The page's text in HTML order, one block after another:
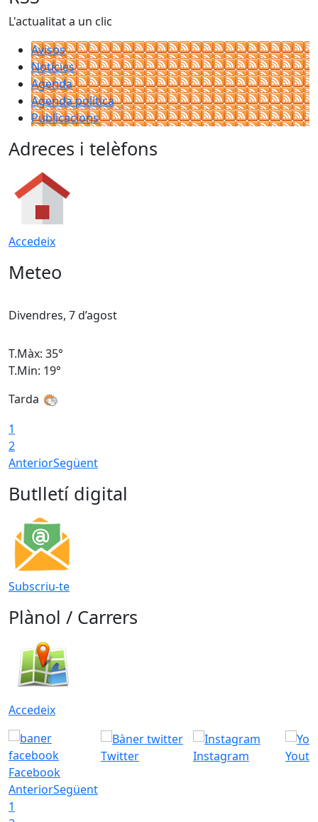
L'actualitat a un clic
Avisos
Notícies
Agenda
Agenda política
Publicacions
Adreces i telèfons
Accedeix
Meteo
Divendres, 7 d’agost
T.Màx: 35°
T.Min: 19°
Tarda
1
2
AnteriorSegüent
Butlletí digital
Subscriu-te
Plànol / Carrers
Accedeix
Facebook
Twitter Instagram
AnteriorSegüent
1